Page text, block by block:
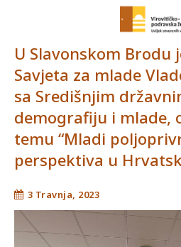
U Slavonskom Brodu
Savjeta za mlade
sa Središnjim
demografiju i mlade,
temu “Mladi
perspektiva u
3 Travnja, 2023